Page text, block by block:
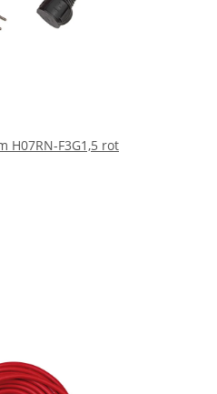
H07RN-F3G1,5 rot